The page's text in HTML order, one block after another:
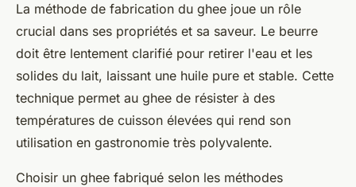
La méthode de fabrication du ghee joue un rôle
crucial dans ses propriétés et sa saveur. Le beurre
doit être lentement clarifié pour retirer l'eau et les
solides du lait, laissant une huile pure et stable. Cette
technique permet au ghee de résister à des
températures de cuisson élevées qui rend son
utilisation en gastronomie très polyvalente.
Choisir un ghee fabriqué selon les méthodes